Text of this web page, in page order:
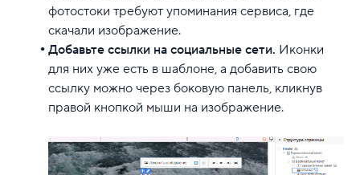
фотостоки требуют упоминания сервиса, где
скачали изображение.
Добавьте ссылки на социальные сети. Иконки
для них уже есть в шаблоне, а добавить свою
ссылку можно через боковую панель, кликнув
правой кнопкой мыши на изображение.